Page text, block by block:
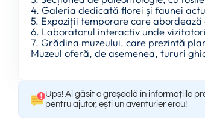
4. Galeria dedicată florei și faunei
5. Expoziții temporare care
6. Laboratorul interactiv unde
7. Grădina muzeului, care prezintă
Muzeul oferă, de asemenea, tururi
Ups! Ai găsit o greșeală în informațiile
pentru ajutor, ești un aventurier erou!